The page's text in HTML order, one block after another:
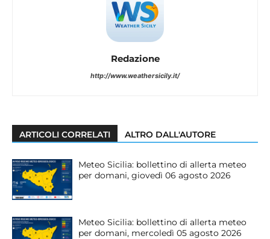
Redazione
http://www.weathersicily.it/
ARTICOLI CORRELATI ALTRO DALL'AUTORE
Meteo Sicilia: bollettino di allerta meteo
per domani, giovedì 06 agosto 2026
Meteo Sicilia: bollettino di allerta meteo
per domani, mercoledì 05 agosto 2026